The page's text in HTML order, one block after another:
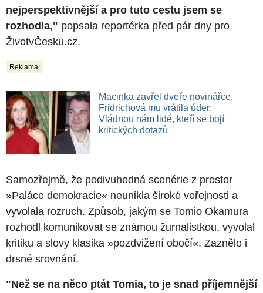
nejperspektivnější a pro tuto cestu jsem se
rozhodla," popsala reportérka před pár dny pro
ŽivotvČesku.cz.
Reklama:
Macinka zavřel dveře novinářce,
Fridrichová mu vrátila úder:
Vládnou nám lidé, kteří se bojí
kritických dotazů
Samozřejmě, že podivuhodná scenérie z prostor
»Paláce demokracie« neunikla široké veřejnosti a
vyvolala rozruch. Způsob, jakým se Tomio Okamura
rozhodl komunikovat se známou žurnalistkou, vyvolal
kritiku a slovy klasika »pozdvižení obočí«. Zaznělo i
drsné srovnání.
"Než se na něco ptát Tomia, to je snad příjemnější